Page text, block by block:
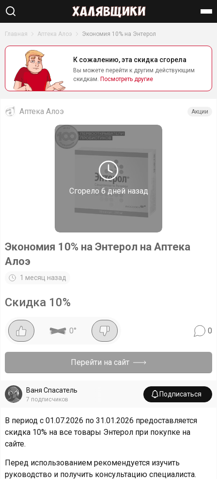
Главная Аптека Алоэ Экономия 10% на Энтерол
К сожалению, эта скидка сгорела
Вы можете перейти к другим действующим
скидкам. Посмотреть другие
Сгорело 6 дней назад
Аптека Алоэ Акции
Экономия 10% на Энтерол на Аптека
Алоэ
1 месяц назад
Скидка 10%
0° 0
Перейти на сайт
Ваня Спасатель
7 подписчиков
Подписаться
В период с 01.07.2026 по 31.01.2026 предоставляется
скидка 10% на все товары Энтерол при покупке на
сайте.
Перед использованием рекомендуется изучить
руководство и получить консультацию специалиста.